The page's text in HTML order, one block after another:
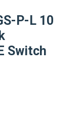
P-L 10
Switch